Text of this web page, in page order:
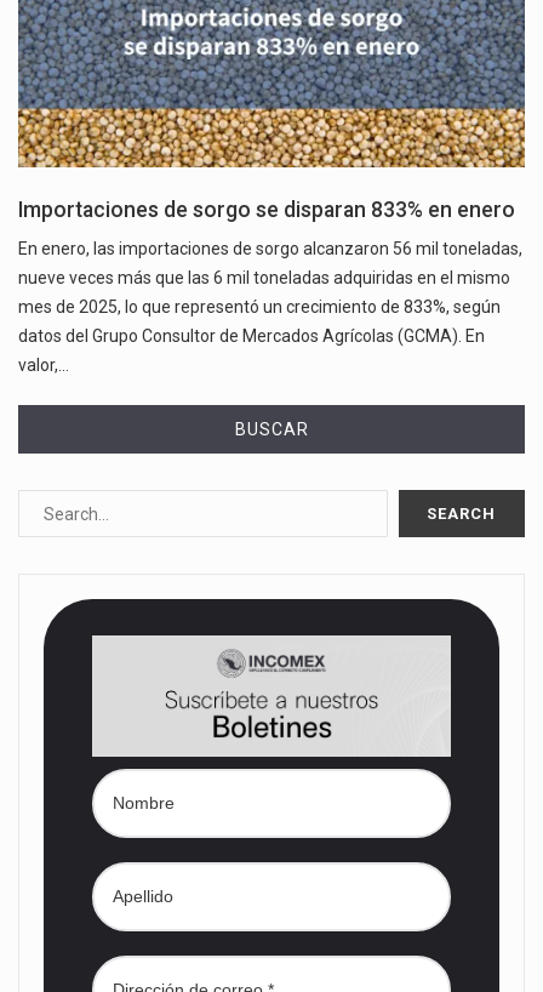
Importaciones de sorgo se disparan 833% en enero
En enero, las importaciones de sorgo alcanzaron 56 mil toneladas,
nueve veces más que las 6 mil toneladas adquiridas en el mismo
mes de 2025, lo que representó un crecimiento de 833%, según
datos del Grupo Consultor de Mercados Agrícolas (GCMA). En
valor,…
BUSCAR